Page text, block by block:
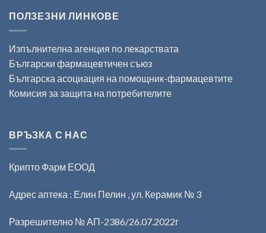
ПОЛЗЕЗНИ ЛИНКОВЕ
Изпълнителна агенция по лекарствата
Български фармацевтичен съюз
Българска асоциация на помощник-фармацевтите
Комисия за защита на потребителите
ВРЪЗКА С НАС
Крипто Фарм ЕООД
Адрес аптека : Елин Пелин , ул. Керамик № 3
Разрешително № АП-2386/26.07.2022г